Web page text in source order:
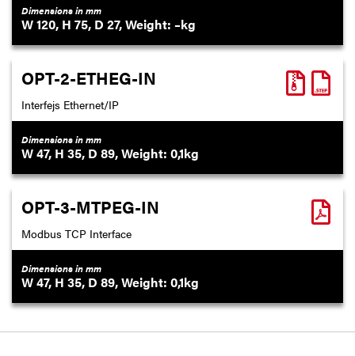
Dimensions in mm
120 75 27 –
OPT-2-ETHEG-IN
Interfejs Ethernet/IP
Dimensions in mm
47 35 89 0,1
OPT-3-MTPEG-IN
Modbus TCP Interface
Dimensions in mm
47 35 89 0,1